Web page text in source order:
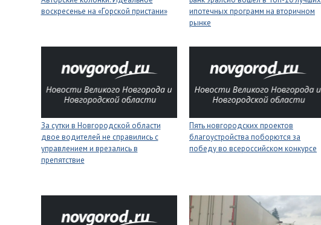
воскресенье на «Горской пристани»
ипотечных программ на вторичном
рынке
За сутки в Новгородской области
двое водителей не справились с
управлением и врезались в
препятствие
Пять новгородских проектов
благоустройства поборются за
победу во всероссийском конкурсе